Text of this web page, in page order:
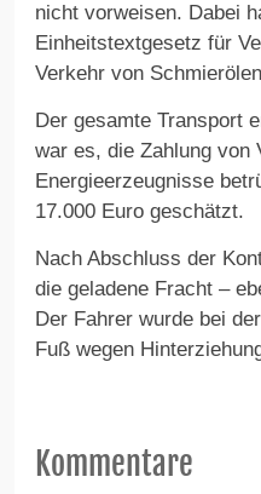
nicht vorweisen. Dabei
Einheitstextgesetz für
Verkehr von
Der gesamte Transport
war es, die Zahlung von
Energieerzeugnisse
17.000 Euro geschätzt.
Nach Abschluss der
die geladene Fracht –
Der Fahrer wurde bei
Fuß wegen
Kommentare